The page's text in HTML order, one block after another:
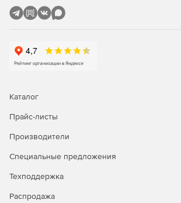
Совместная работа с документами,
бизнес-анализа (Share Point Server
Мониторинг и обновление (System
Антивирусное программное
обновления, настройки и сбора
Каталог
Прайс-листы
Производители
Специальные предложения
Техподдержка
Распродажа